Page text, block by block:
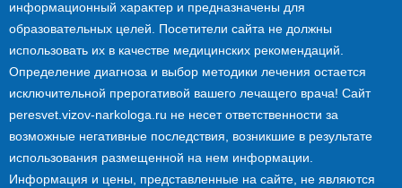
информационный характер и предназначены для
образовательных целей. Посетители сайта не должны
использовать их в качестве медицинских рекомендаций.
Определение диагноза и выбор методики лечения остается
исключительной прерогативой вашего лечащего врача! Сайт
peresvet.vizov-narkologa.ru не несет ответственности за
возможные негативные последствия, возникшие в результате
использования размещенной на нем информации.
Информация и цены, представленные на сайте, не являются